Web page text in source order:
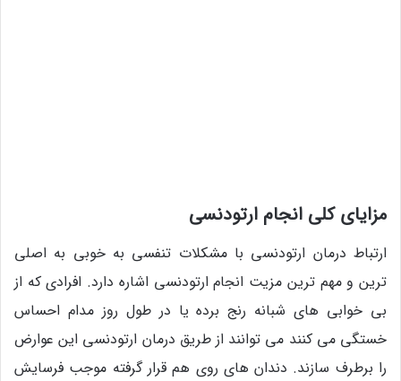
مزایای کلی انجام ارتودنسی
ارتباط درمان ارتودنسی با مشکلات تنفسی به خوبی به اصلی
ترین و مهم ترین مزیت انجام ارتودنسی اشاره دارد. افرادی که از
بی خوابی های شبانه رنج برده یا در طول روز مدام احساس
خستگی می کنند می توانند از طریق درمان ارتودنسی این عوارض
را برطرف سازند. دندان های روی هم قرار گرفته موجب فرسایش